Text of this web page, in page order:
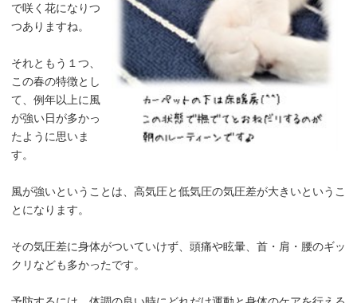
で咲く花になりつ
つありますね。
それともう１つ、
この春の特徴とし
て、例年以上に風
が強い日が多かっ
たように思いま
す。
風が強いということは、高気圧と低気圧の気圧差が大きいというこ
とになります。
その気圧差に身体がついていけず、頭痛や眩暈、首・肩・腰のギッ
クリなども多かったです。